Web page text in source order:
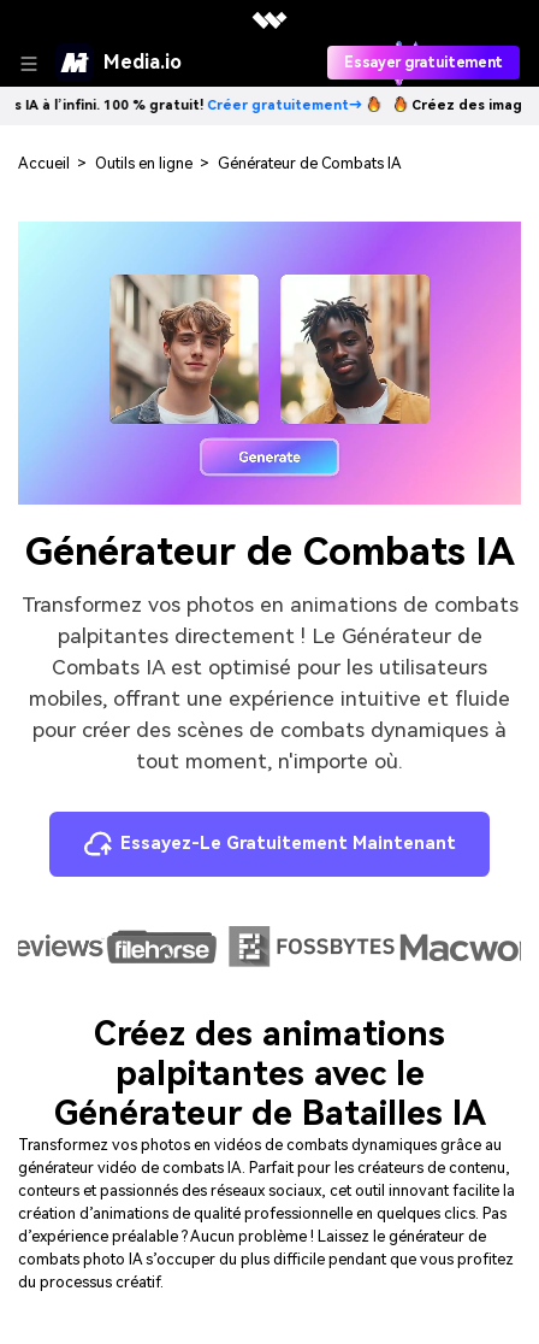
Media.io Essayer gratuitement
% gratuit!Créer gratuitement→ Créez des images IA à l’infini.
Accueil > Outils en ligne > Générateur de Combats IA
Générateur de Combats IA
Transformez vos photos en animations de combats
palpitantes directement ! Le Générateur de
Combats IA est optimisé pour les utilisateurs
mobiles, offrant une expérience intuitive et fluide
pour créer des scènes de combats dynamiques à
tout moment, n'importe où.
Essayez-Le Gratuitement Maintenant
Créez des animations
palpitantes avec le
Générateur de Batailles IA
Transformez vos photos en vidéos de combats dynamiques grâce au
générateur vidéo de combats IA. Parfait pour les créateurs de contenu,
conteurs et passionnés des réseaux sociaux, cet outil innovant facilite la
création d’animations de qualité professionnelle en quelques clics. Pas
d’expérience préalable ? Aucun problème ! Laissez le générateur de
combats photo IA s’occuper du plus difficile pendant que vous profitez
du processus créatif.